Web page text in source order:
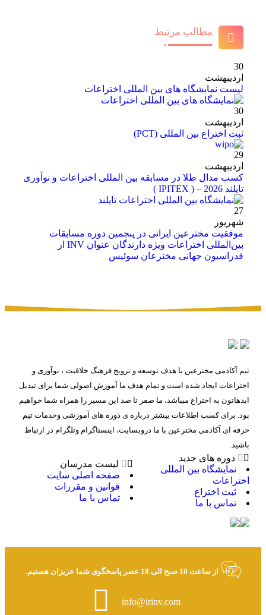
مطالب مرتبط
30
اردیبهشت
لیست نمایشگاه های بین المللی اختراعات
30
اردیبهشت
ثبت اختراع بین المللی (PCT)
29
اردیبهشت
کسب مدال طلا در مسابقه بین المللی اختراعات و نوآوری
تایلند 2026 – ( IPITEX )
27
شهریور
موفقیت مخترعین ایرانی در پنجمین دوره مسابقات
بین‌المللی اختراعات ویژه دارندگان عنوان INV از
فدراسیون جهانی مخترعان سوئیس
تیم آکادمی مخترعین با هدف توسعه و ترویج فرهنگ خلاقیت ، نوآوری و
اختراعات ایجاد شده است و تمام هدف ما آموزش اصولی شما برای تبدیل
ایدهاتون به اختراع میباشد، ما صفر تا صد این مسیر را همراه شما خواهیم
بود. برای کسب اطلاعات بیشتر درباره ی دوره های آموزشی وخدمات تیم
حرفه ای آکادمی مخترعین با ما دروبسایت، اینستاگرام وتلگرام در ارتباط
باشید.
دوره های جدید
نمایشگاه بین المللی
اختراعات
ثبت اختراع
تماس با ما
لیست مدرسان
صفحه اصلی سایت
قوانین و مقررات
تماس با ما
از ساعت 10 صبح الی 18 عصر پاسخگوی شما عزیزان هستیم.
info@irinv.com